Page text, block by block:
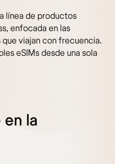
línea de productos
enfocada en las
viajan con frecuencia.
eSIMs desde una sola
la